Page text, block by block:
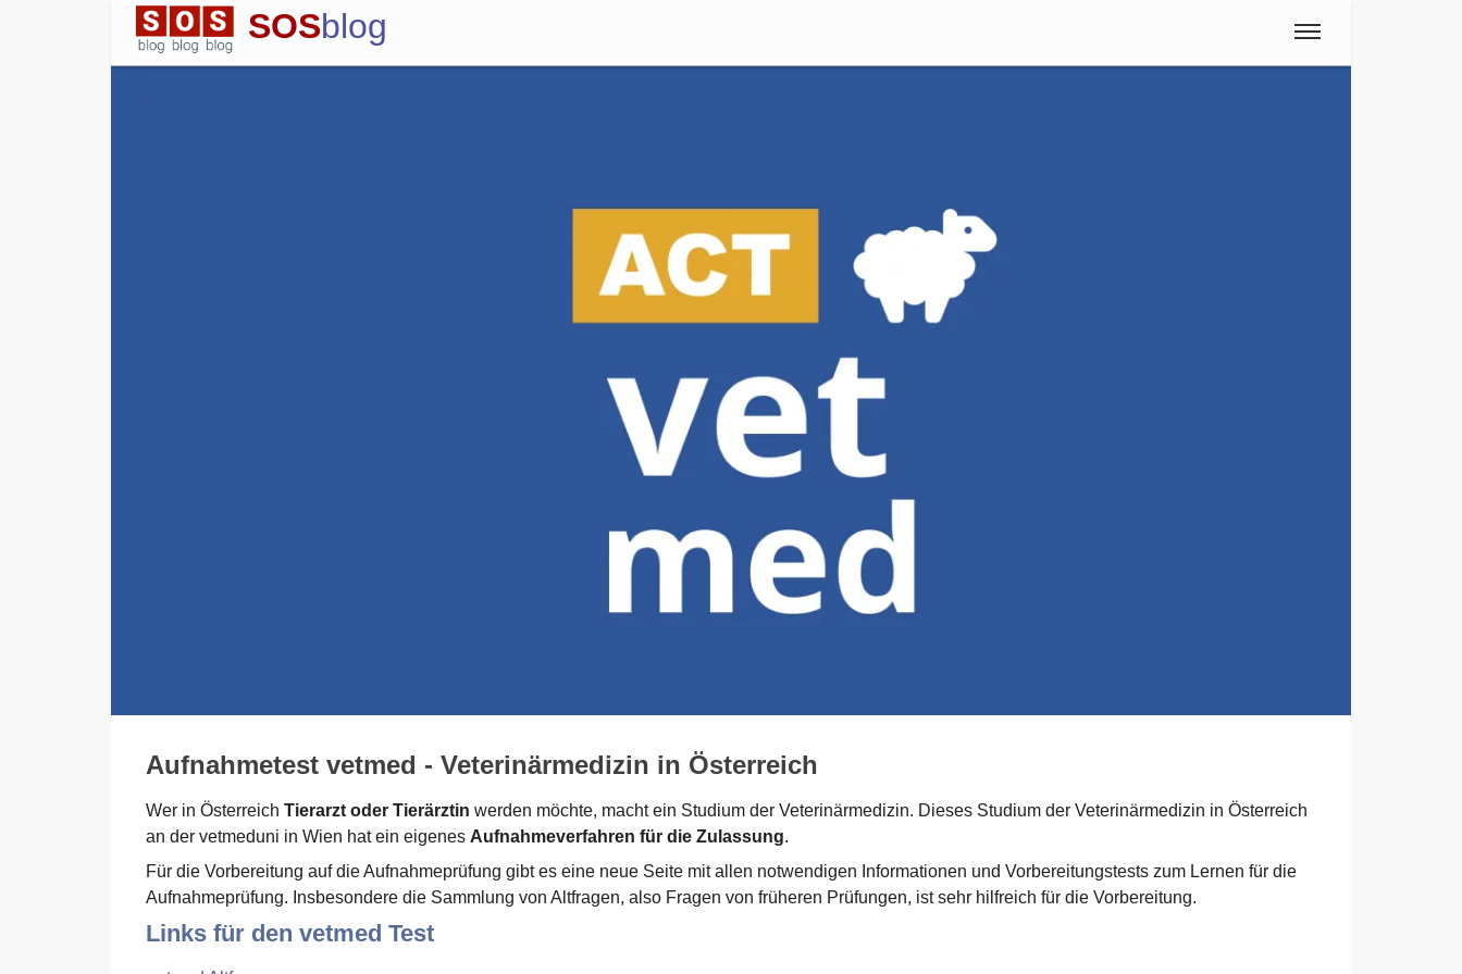
SOSblog
Aufnahmetest vetmed - Veterinärmedizin in Österreich
Wer in Österreich Tierarzt oder Tierärztin werden möchte, macht ein Studium der Veterinärmedizin. Dieses Studium der Veterinärmedizin in Österreich
an der vetmeduni in Wien hat ein eigenes Aufnahmeverfahren für die Zulassung.
Für die Vorbereitung auf die Aufnahmeprüfung gibt es eine neue Seite mit allen notwendigen Informationen und Vorbereitungstests zum Lernen für die
Aufnahmeprüfung. Insbesondere die Sammlung von Altfragen, also Fragen von früheren Prüfungen, ist sehr hilfreich für die Vorbereitung.
Links für den vetmed Test